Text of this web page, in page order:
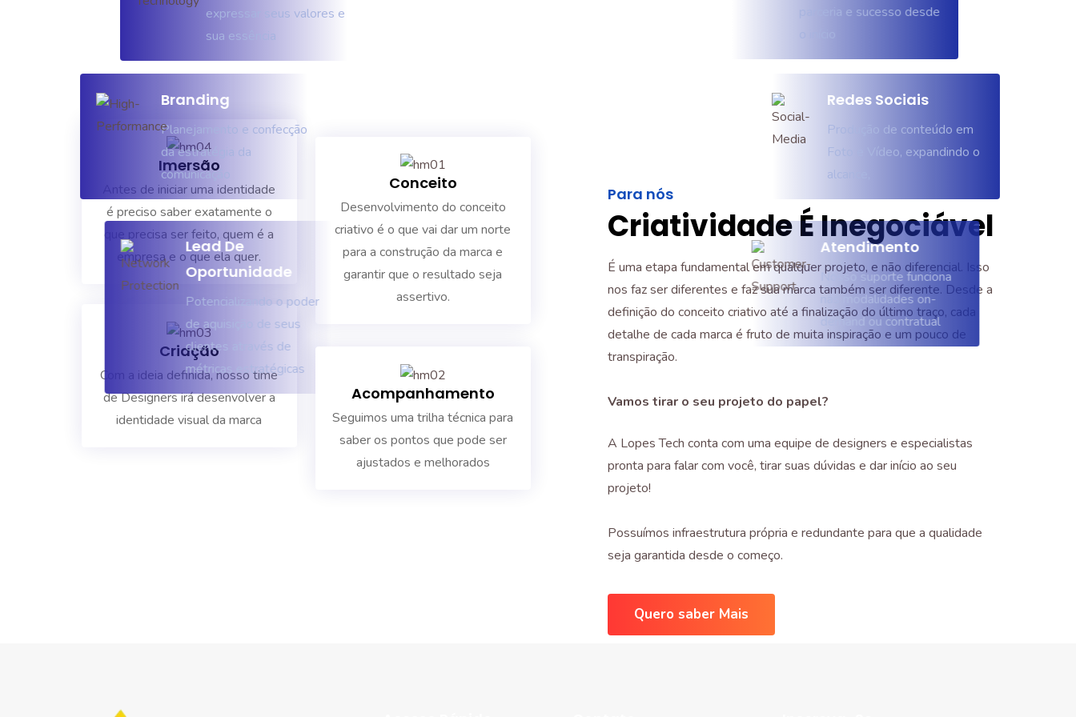
expressar seus valores e
sua essência
Branding
Planejamento e confecção
da estratégia da
comunicação
Lead De
Oportunidade
Potencializando o poder
de aquisição de seus
clientes através de
métricas estratégicas
parceria e sucesso desde
Redes Sociais
Produção de conteúdo em
Foto e Vídeo, expandindo o
alcance,
Atendimento
Nosso suporte funciona
nas modalidades on-
demand ou contratual
Imersão
Antes de iniciar uma identidade
é preciso saber exatamente o
que precisa ser feito, quem é a
empresa e o que ela quer.
Criação
Com a ideia definida, nosso time
de Designers irá desenvolver a
identidade visual da marca
Conceito
Desenvolvimento do conceito
criativo é o que vai dar um norte
para a construção da marca e
garantir que o resultado seja
assertivo.
Acompanhamento
Seguimos uma trilha técnica para
saber os pontos que pode ser
ajustados e melhorados
Para nós
Criatividade É Inegociável
É uma etapa fundamental em qualquer projeto, e não diferencial. Isso
nos faz ser diferentes e faz sua marca também ser diferente. Desde a
definição do conceito criativo até a finalização do último traço, cada
detalhe de cada marca é fruto de muita inspiração e um pouco de
transpiração.
Vamos tirar o seu projeto do papel?
A Lopes Tech conta com uma equipe de designers e especialistas
pronta para falar com você, tirar suas dúvidas e dar início ao seu
projeto!
Possuímos infraestrutura própria e redundante para que a qualidade
seja garantida desde o começo.
Quero saber Mais